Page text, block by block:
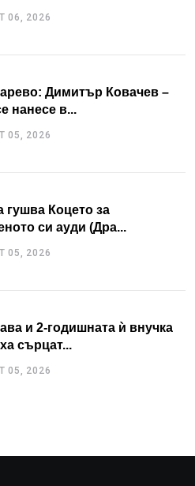
06, 2026
Димитър Ковачев –
нанесе в...
05, 2026
гушва Коцето за
си ауди (Дра...
05, 2026
и 2-годишната ѝ внучка
сърцат...
05, 2026